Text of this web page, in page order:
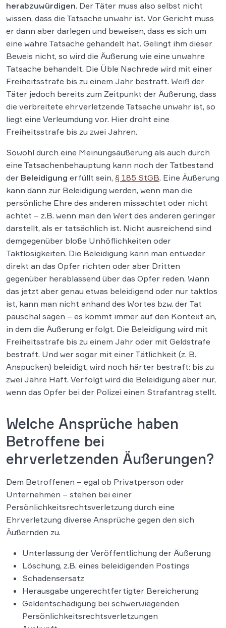
herabzuwürdigen. Der Täter muss also selbst nicht
wissen, dass die Tatsache unwahr ist. Vor Gericht muss
er dann aber darlegen und beweisen, dass es sich um
eine wahre Tatsache gehandelt hat. Gelingt ihm dieser
Beweis nicht, so wird die Äußerung wie eine unwahre
Tatsache behandelt. Die Üble Nachrede wird mit einer
Freiheitsstrafe bis zu einem Jahr bestraft. Weiß der
Täter jedoch bereits zum Zeitpunkt der Äußerung, dass
die verbreitete ehrverletzende Tatsache unwahr ist, so
liegt eine Verleumdung vor. Hier droht eine
Freiheitsstrafe bis zu zwei Jahren.
Sowohl durch eine Meinungsäußerung als auch durch
eine Tatsachenbehauptung kann noch der Tatbestand
der Beleidigung erfüllt sein, § 185 StGB. Eine Äußerung
kann dann zur Beleidigung werden, wenn man die
persönliche Ehre des anderen missachtet oder nicht
achtet – z.B. wenn man den Wert des anderen geringer
darstellt, als er tatsächlich ist. Nicht ausreichend sind
demgegenüber bloße Unhöflichkeiten oder
Taktlosigkeiten. Die Beleidigung kann man entweder
direkt an das Opfer richten oder aber Dritten
gegenüber herablassend über das Opfer reden. Wann
das jetzt aber genau etwas beleidigend oder nur taktlos
ist, kann man nicht anhand des Wortes bzw. der Tat
pauschal sagen – es kommt immer auf den Kontext an,
in dem die Äußerung erfolgt. Die Beleidigung wird mit
Freiheitsstrafe bis zu einem Jahr oder mit Geldstrafe
bestraft. Und wer sogar mit einer Tätlichkeit (z. B.
Anspucken) beleidigt, wird noch härter bestraft: bis zu
zwei Jahre Haft. Verfolgt wird die Beleidigung aber nur,
wenn das Opfer bei der Polizei einen Strafantrag stellt.
Welche Ansprüche haben
Betroffene bei
ehrverletzenden Äußerungen?
Dem Betroffenen – egal ob Privatperson oder
Unternehmen – stehen bei einer
Persönlichkeitsrechtsverletzung durch eine
Ehrverletzung diverse Ansprüche gegen den sich
Äußernden zu.
Unterlassung der Veröffentlichung der Äußerung
Löschung, z.B. eines beleidigenden Postings
Schadensersatz
Herausgabe ungerechtfertigter Bereicherung
Geldentschädigung bei schwerwiegenden
Persönlichkeitsrechtsverletzungen